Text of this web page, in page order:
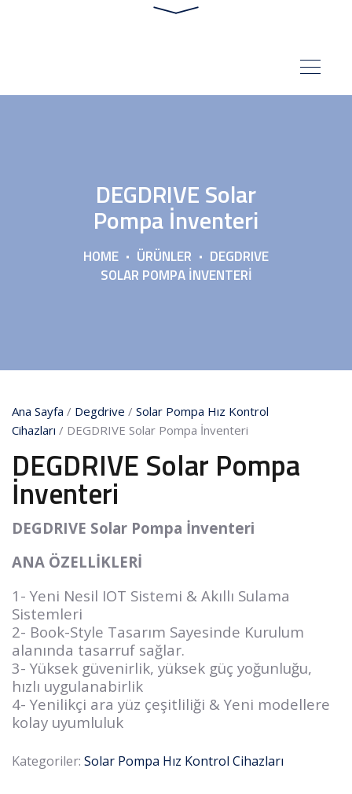
DEGDRIVE Solar
Pompa İnventeri
HOME ÜRÜNLER
DEGDRIVE
SOLAR POMPA İNVENTERI
Ana Sayfa / Degdrive / Solar Pompa Hız Kontrol
Cihazları / DEGDRIVE Solar Pompa İnventeri
DEGDRIVE Solar Pompa
İnventeri
DEGDRIVE Solar Pompa İnventeri
ANA ÖZELLİKLERİ
1- Yeni Nesil IOT Sistemi & Akıllı Sulama
Sistemleri
2- Book-Style Tasarım Sayesinde Kurulum
alanında tasarruf sağlar.
3- Yüksek güvenirlik, yüksek güç yoğunluğu,
hızlı uygulanabirlik
4- Yenilikçi ara yüz çeşitliliği & Yeni modellere
kolay uyumluluk
Kategoriler: Solar Pompa Hız Kontrol Cihazları